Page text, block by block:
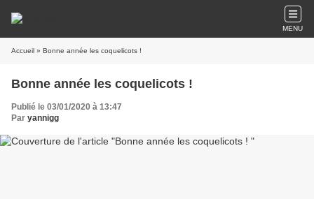
MENU
Accueil » Bonne année les coquelicots !
Bonne année les coquelicots !
Publié le 03/01/2020 à 13:47
Par yannigg